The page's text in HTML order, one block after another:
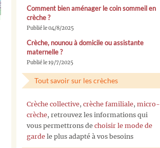
Comment bien aménager le coin sommeil en
crèche ?
Publié le 04/8/2025
Crèche, nounou à domicile ou assistante
maternelle ?
Publié le 19/7/2025
Tout savoir sur les crèches
Crèche collective, crèche familiale, micro-
crèche, retrouvez les informations qui
vous permettrons de choisir le mode de
garde le plus adapté à vos besoins